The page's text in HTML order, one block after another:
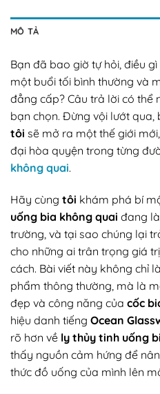
MÔ TẢ
Bạn đã bao giờ tự hỏi, điều
một buổi tối bình thường và
đẳng cấp? Câu trả lời có thể
bạn chọn. Đừng vội lướt qua,
tôi sẽ mở ra một thế giới
đại hòa quyện trong từng
không quai.
Hãy cùng tôi khám phá bí
uống bia không quai đang
trường, và tại sao chúng lại
cho những ai trân trọng giá
cách. Bài viết này không chỉ
phẩm thông thường, mà là
đẹp và công năng của cốc
hiệu danh tiếng Ocean
rõ hơn về ly thủy tinh uống
thấy nguồn cảm hứng để
thức đồ uống của mình lên